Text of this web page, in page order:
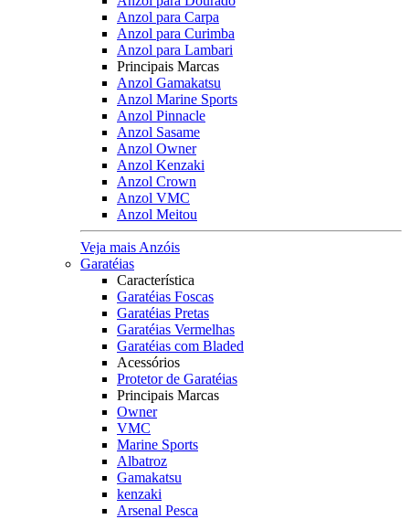
Anzol para Carpa
Anzol para Curimba
Anzol para Lambari
Principais Marcas
Anzol Gamakatsu
Anzol Marine Sports
Anzol Pinnacle
Anzol Sasame
Anzol Owner
Anzol Kenzaki
Anzol Crown
Anzol VMC
Anzol Meitou
Veja mais Anzóis
Garatéias
Característica
Garatéias Foscas
Garatéias Pretas
Garatéias Vermelhas
Garatéias com Bladed
Acessórios
Protetor de Garatéias
Principais Marcas
Owner
VMC
Marine Sports
Albatroz
Gamakatsu
kenzaki
Arsenal Pesca